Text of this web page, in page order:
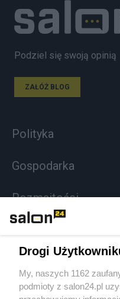
Podziel się swoją opinią
ZAŁÓŻ BLOG
Polityka
Gospodarka
Rozmaitości
Sport
Społeczeństwo
Drogi
My, naszych 1162
podmioty z salon24.pl